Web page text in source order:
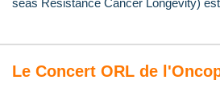
seas Resistance Cancer Longevity)
Le Concert ORL de